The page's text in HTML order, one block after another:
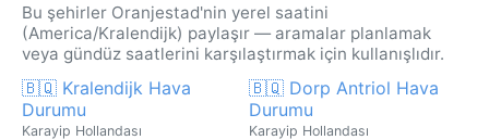
Bu şehirler Oranjestad'nin yerel saatini
(America/Kralendijk) paylaşır — aramalar planlamak
veya gündüz saatlerini karşılaştırmak için kullanışlıdır.
🇧🇶 Kralendijk Hava
Durumu
Karayip Hollandası
🇧🇶 Dorp Antriol Hava
Durumu
Karayip Hollandası